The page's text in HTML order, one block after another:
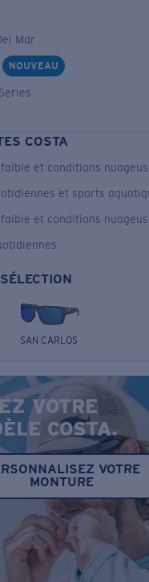
Mar
NOUVEAU
COSTA
et conditions
et sports
et conditions
SAN CARLOS
VOTRE
COSTA.
VOTRE
MONTURE